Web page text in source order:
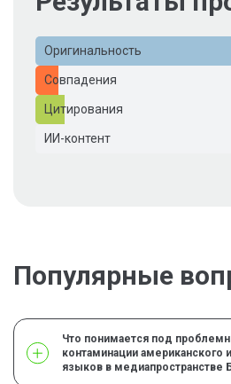
Оригинальность
Совпадения
Цитирования
ИИ-контент
Популярные
Что понимается под
контаминации американского
языков в медиапространстве